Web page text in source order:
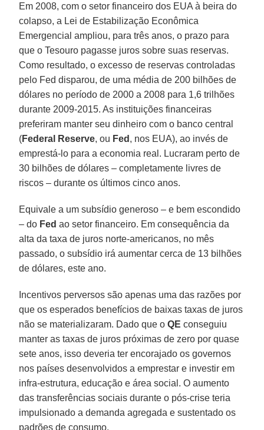
Em 2008, com o setor financeiro dos EUA à beira do
colapso, a Lei de Estabilização Econômica
Emergencial ampliou, para três anos, o prazo para
que o Tesouro pagasse juros sobre suas reservas.
Como resultado, o excesso de reservas controladas
pelo Fed disparou, de uma média de 200 bilhões de
dólares no período de 2000 a 2008 para 1,6 trilhões
durante 2009-2015. As instituições financeiras
preferiram manter seu dinheiro com o banco central
(Federal Reserve, ou Fed , nos EUA), ao invés de
emprestá-lo para a economia real. Lucraram perto de
30 bilhões de dólares – completamente livres de
riscos – durante os últimos cinco anos.
Equivale a um subsídio generoso – e bem escondido
– do Fed ao setor financeiro. Em consequência da
alta da taxa de juros norte-americanos, no mês
passado, o subsídio irá aumentar cerca de 13 bilhões
de dólares, este ano.
Incentivos perversos são apenas uma das razões por
que os esperados benefícios de baixas taxas de juros
não se materializaram. Dado que oQE conseguiu
manter as taxas de juros próximas de zero por quase
sete anos, isso deveria ter encorajado os governos
nos países desenvolvidos a emprestar e investir em
infra-estrutura, educação e área social. O aumento
das transferências sociais durante o pós-crise teria
impulsionado a demanda agregada e sustentado os
padrões de consumo.